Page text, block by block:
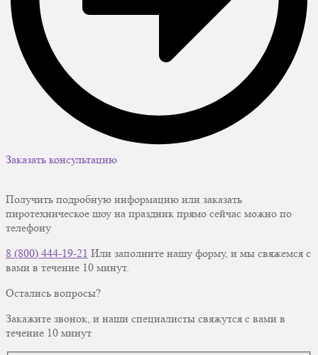
Заказать консультацию
Получить подробную информацию или заказать
пиротехническое шоу на праздник прямо сейчас можно по
телефону
8 (800) 444-19-21 Или заполните нашу форму, и мы свяжемся с
вами в течение 10 минут.
Остались вопросы?
Закажите звонок, и наши специалисты свяжутся с вами в
течение 10 минут